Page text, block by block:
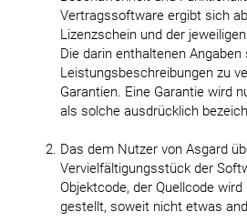
Vertragssoftware ergibt sich
Lizenzschein und der
Die darin enthaltenen Angaben
Leistungsbeschreibungen zu
Garantien. Eine Garantie wird
als solche ausdrücklich
Das dem Nutzer von Asgard
Vervielfältigungsstück der
Objektcode, der Quellcode
gestellt, soweit nicht etwas